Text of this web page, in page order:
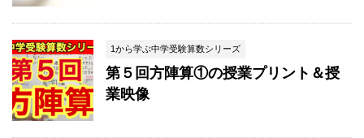
1から学ぶ中学受験算数シリーズ
第５回方陣算①の授業プリント＆授
業映像